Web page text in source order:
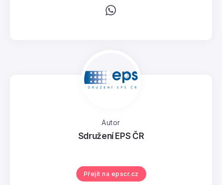
Autor
Sdružení EPS ČR
Přejít na epscr.cz